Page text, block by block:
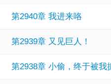
第2940章 我进来咯
第2939章 又见巨人！
第2938章 小偷，终于被我